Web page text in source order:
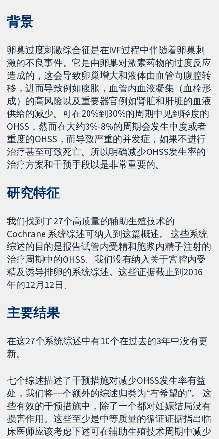
背景
卵巢过度刺激综合征是在IVF过程中伴随着卵巢刺
激的不良事件。它是由卵巢对激素药物的过度反应
造成的，这会导致卵巢增大和液体由血管向腹腔转
移，进而导致例如腹胀，血管内血液凝集（血栓形
成）的高风险以及重要器官例如肾脏和肝脏的血液
供给的减少。可在20%到30%的周期中见到轻度的
OHSS，然而在大约3%-8%的周期会发生中度或者
重度的OHSS，而导致严重的并发症，如果不进行
治疗甚至可致死亡。所以明确减少OHSS发生率的
治疗方案和干预手段以是非常重要的。
研究特征
我们找到了27个高质量的辅助生殖技术的
Cochrane 系统综述可纳入到这篇概述。 这些系统
综述的目的是报告试管内受精和胞浆内精子注射的
治疗周期中的OHSS。我们没有纳入关于宫腔内受
精及诱导排卵的系统综述。这些证据截止到2016
年的12月12日。
主要结果
在这27个系统综述中有10个在过去的3年中没有更
新。
七个综述描述了干预措施对减少OHSS发生率有益
处，我们将一个额外的综述归类为“有希望的”。 这
些有效的干预措施中，除了一个都对妊娠结局没有
损害作用。这些至少是中等质量的循证证据指出临
床医师应该考虑下述可在辅助生殖技术周期中减少